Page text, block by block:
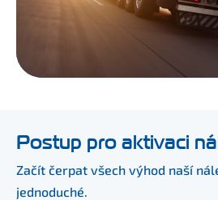
Postup pro aktivaci
Začít čerpat všech výhod naší
jednoduché.